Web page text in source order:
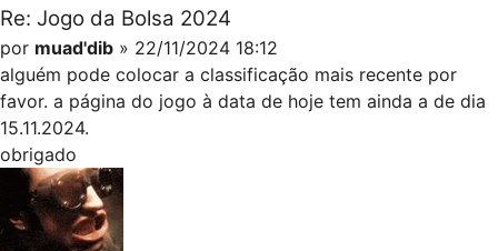
Re: Jogo da Bolsa 2024
por muad'dib » 22/11/2024 18:12
alguém pode colocar a classificação mais recente por
favor. a página do jogo à data de hoje tem ainda a de dia
15.11.2024.
obrigado